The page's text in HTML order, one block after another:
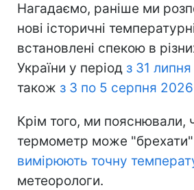
Нагадаємо, раніше ми
нові історичні
встановлені спекою в
України у період з 31
також з 3 по 5 серпня
Крім того, ми пояснювали,
термометр може "брехати"
вимірюють точну
метеорологи.